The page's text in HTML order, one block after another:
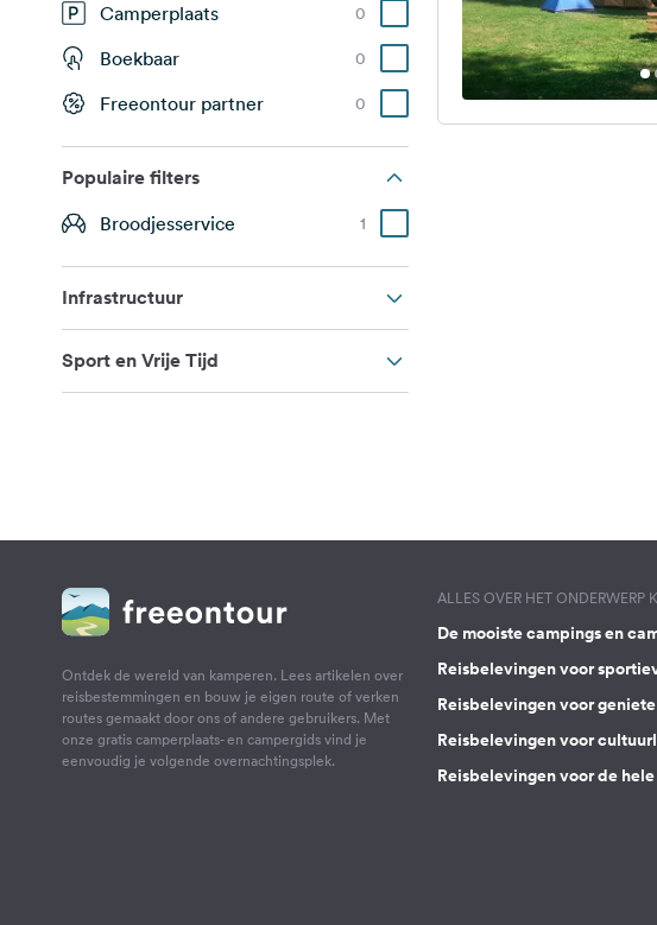
Camperplaats 0
Boekbaar 0
Freeontour partner 0
Populaire filters
Broodjesservice 1
Infrastructuur
Sport en Vrije Tijd
Ontdek de wereld van kamperen. Lees artikelen over
reisbestemmingen en bouw je eigen route of verken
routes gemaakt door ons of andere gebruikers. Met
onze gratis camperplaats- en campergids vind je
eenvoudig je volgende overnachtingsplek.
ALLES OVER HET ONDERWERP
De mooiste campings en
Reisbelevingen voor
Reisbelevingen voor
Reisbelevingen voor
Reisbelevingen voor de